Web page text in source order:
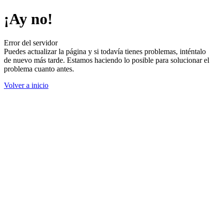
¡Ay no!
Error del servidor
Puedes actualizar la página y si todavía tienes problemas, inténtalo
de nuevo más tarde. Estamos haciendo lo posible para solucionar el
problema cuanto antes.
Volver a inicio